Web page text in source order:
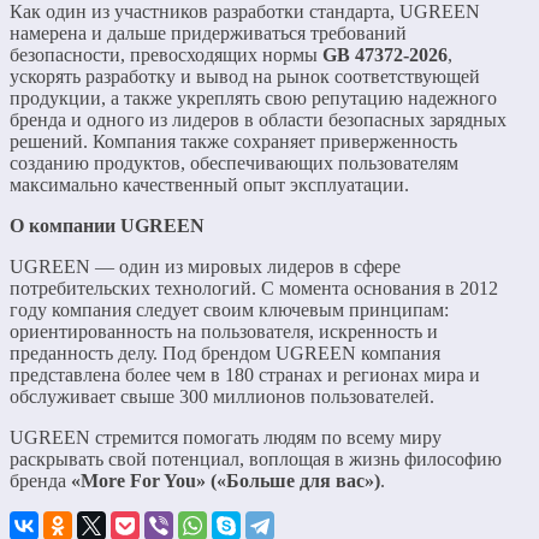
Как один из участников разработки стандарта, UGREEN
намерена и дальше придерживаться требований
безопасности, превосходящих нормы GB 47372-2026,
ускорять разработку и вывод на рынок соответствующей
продукции, а также укреплять свою репутацию надежного
бренда и одного из лидеров в области безопасных зарядных
решений. Компания также сохраняет приверженность
созданию продуктов, обеспечивающих пользователям
максимально качественный опыт эксплуатации.
О компании UGREEN
UGREEN — один из мировых лидеров в сфере
потребительских технологий. С момента основания в 2012
году компания следует своим ключевым принципам:
ориентированность на пользователя, искренность и
преданность делу. Под брендом UGREEN компания
представлена более чем в 180 странах и регионах мира и
обслуживает свыше 300 миллионов пользователей.
UGREEN стремится помогать людям по всему миру
раскрывать свой потенциал, воплощая в жизнь философию
бренда «More For You» («Больше для вас»).